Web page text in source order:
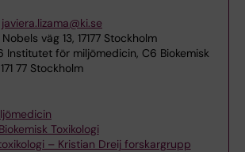
javiera.lizama@ki.se
Nobels väg 13, 17177 Stockholm
Institutet för miljömedicin, C6 Biokemisk
77 Stockholm
Toxikologi
– Kristian Dreij forskargrupp